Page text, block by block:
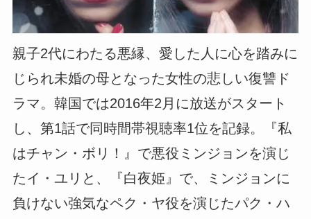
親子2代にわたる悪縁、愛した人に心を踏みに
じられ未婚の母となった女性の悲しい復讐ド
ラマ。韓国では2016年2月に放送がスタート
し、第1話で同時間帯視聴率1位を記録。『私
はチャン・ボリ！』で悪役ミンジョンを演じ
たイ・ユリと、『白夜姫』で、ミンジョンに
負けない強気なペク・ヤ役を演じたパク・ハ